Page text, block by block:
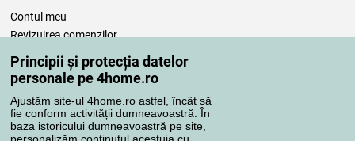
Principii și protecția datelor
personale pe 4home.ro
Ajustăm site-ul 4home.ro astfel, încât să
fie conform activității dumneavoastră. În
baza istoricului dumneavoastră pe site,
Contul meu
Revizuirea comenzilor
Reclamaţii
Retragere de la contract
Regulile de procesare a recenziilor
Metode de transport